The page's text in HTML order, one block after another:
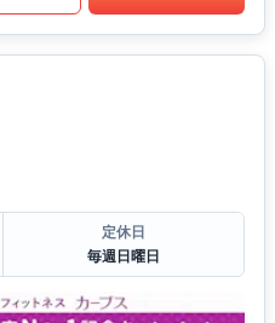
定休日
毎週日曜日